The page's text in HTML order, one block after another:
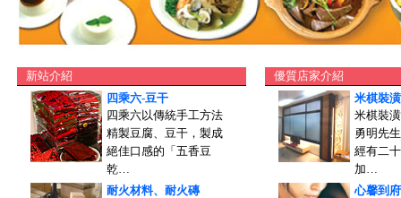
新站介紹
四乘六-豆干
四乘六以傳統手工方法
精製豆腐、豆干，製成
絕佳口感的「五香豆
乾…
耐火材料、耐火磚
優質店家介紹
米棋裝
米棋裝
勇明先
經有二
加…
心馨到